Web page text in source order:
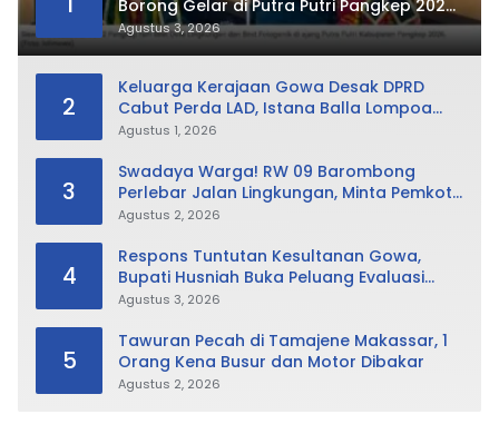
Borong Gelar di Putra Putri Pangkep 2026,
Sabet Best Duta Lingkungan dan
Fotogenik
Agustus 3, 2026
2
Keluarga Kerajaan Gowa Desak DPRD
Cabut Perda LAD, Istana Balla Lompoa
Diminta Dikembalikan
Agustus 1, 2026
3
Swadaya Warga! RW 09 Barombong
Perlebar Jalan Lingkungan, Minta Pemkot
Tak Hanya Fokus Urusan Sampah
Agustus 2, 2026
4
Respons Tuntutan Kesultanan Gowa,
Bupati Husniah Buka Peluang Evaluasi
Perda LAD: Bisa Direvisi Bahkan Diganti
Agustus 3, 2026
5
Tawuran Pecah di Tamajene Makassar, 1
Orang Kena Busur dan Motor Dibakar
Agustus 2, 2026